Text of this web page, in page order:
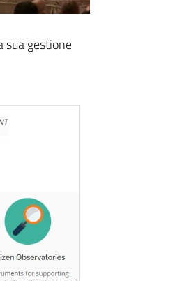
sua gestione